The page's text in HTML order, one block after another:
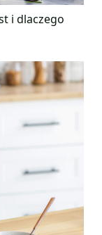
i dlaczego